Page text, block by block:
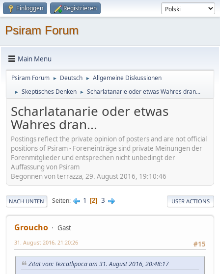
Einloggen Registrieren
Psiram Forum
Main Menu
Psiram Forum ► Deutsch ► Allgemeine Diskussionen
► Skeptisches Denken ► Scharlatanarie oder etwas Wahres dran...
Scharlatanarie oder etwas
Wahres dran...
Postings reflect the private opinion of posters and are not official
positions of Psiram - Foreneinträge sind private Meinungen der
Forenmitglieder und entsprechen nicht unbedingt der
Auffassung von Psiram
Begonnen von terrazza, 29. August 2016, 19:10:46
NACH UNTEN Seiten 1 2 3 USER ACTIONS
Groucho
Gast
#15
31. August 2016, 21:20:26
Zitat von: Tezcatlipoca am 31. August 2016, 20:48:17